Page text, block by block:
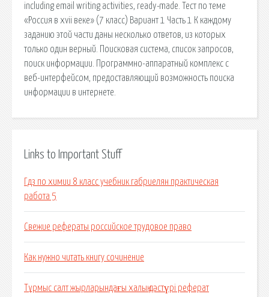
including email writing activities, ready-made. Тест по теме
«Россия в xvii веке» (7 класс) Вариант 1 Часть 1 К каждому
заданию этой части даны несколько ответов, из которых
только один верный. Поисковая сиcтема, список запросов,
поиск информации. Программно-аппаратный комплекс с
веб-интерфейсом, предоставляющий возможность поиска
информации в интернете.
Links to Important Stuff
Гдз по химии 8 класс учебник габриелян практическая
работа 5
Свежие рефераты российское трудовое право
Как нужно читать книгу сочинение
Тұрмыс салт жырларындағы халық дәстүрі реферат